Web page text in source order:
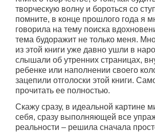
творческую волну и бороться со
помните, в конце прошлого года я
говорила на тему поиска
тема будоражит не только меня.
из этой книги уже давно ушли в
слышали об утренних страницах,
ребенке или наполнении своего
зацепили отголоски этой книги.
прочитать ее полностью.
Скажу сразу, в идеальной картине
себя, сразу выполняющей все
реальности – решила сначала